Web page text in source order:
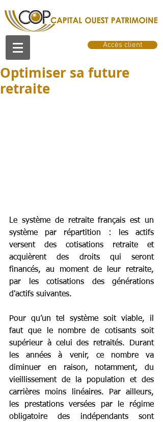
Accès client
Optimiser sa future
retraite
Le système de retraite français est un
système par répartition : les actifs
versent des cotisations retraite et
acquièrent des droits qui seront
financés, au moment de leur retraite,
par les cotisations des générations
d'actifs suivantes.
Pour qu’un tel système soit viable, il
faut que le nombre de cotisants soit
supérieur à celui des retraités. Durant
les années à venir, ce nombre va
diminuer en raison, notamment, du
vieillissement de la population et des
carrières moins linéaires. Par ailleurs,
les prestations versées par le régime
obligatoire des indépendants sont